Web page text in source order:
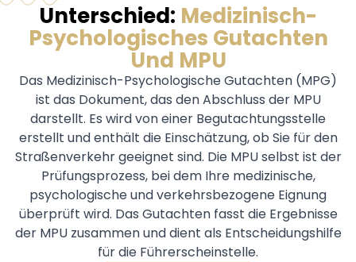
Unterschied: Medizinisch-
Psychologisches Gutachten
Und MPU
Das Medizinisch-Psychologische Gutachten (MPG)
ist das Dokument, das den Abschluss der MPU
darstellt. Es wird von einer Begutachtungsstelle
erstellt und enthält die Einschätzung, ob Sie für den
Straßenverkehr geeignet sind. Die MPU selbst ist der
Prüfungsprozess, bei dem Ihre medizinische,
psychologische und verkehrsbezogene Eignung
überprüft wird. Das Gutachten fasst die Ergebnisse
der MPU zusammen und dient als Entscheidungshilfe
für die Führerscheinstelle.